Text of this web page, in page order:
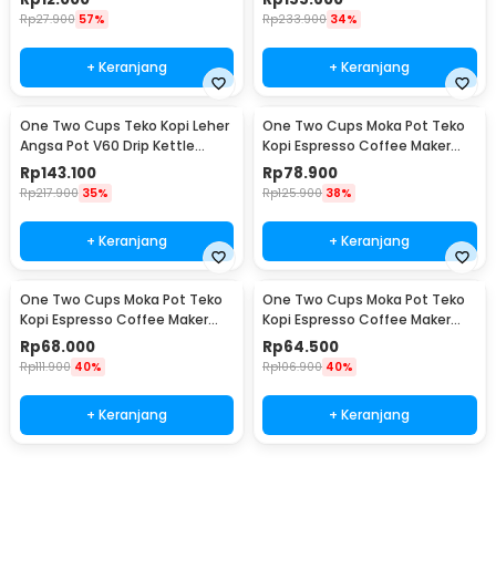
Rp27.900 57%
+ Keranjang
Rp233.900 34%
+ Keranjang
One Two Cups Teko Kopi Leher
Angsa Pot V60 Drip Kettle
960ml - RF-15
Rp143.100
Rp217.900 35%
+ Keranjang
One Two Cups Moka Pot Teko
Kopi Espresso Coffee Maker
Stovetop 6 Cup 300ml - Z21
Rp78.900
Rp125.900 38%
+ Keranjang
One Two Cups Moka Pot Teko
Kopi Espresso Coffee Maker
Stovetop 4 Cup 200ml - Z21
Rp68.000
Rp111.900 40%
+ Keranjang
One Two Cups Moka Pot Teko
Kopi Espresso Coffee Maker
Stovetop 2 Cup 100ml - Z21
Rp64.500
Rp106.900 40%
+ Keranjang